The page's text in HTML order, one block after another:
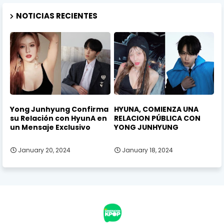
NOTICIAS RECIENTES
Yong Junhyung Confirma
su Relación con HyunA en
un Mensaje Exclusivo
January 20, 2024
HYUNA, COMIENZA UNA
RELACION PÚBLICA CON
YONG JUNHYUNG
January 18, 2024